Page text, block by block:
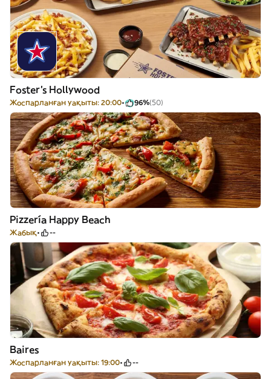
Foster's Hollywood
Жоспарланған уақыты: 20:00 96%(50)
Pizzería Happy Beach
Жабық --
Baires
Жоспарланған уақыты: 19:00 --